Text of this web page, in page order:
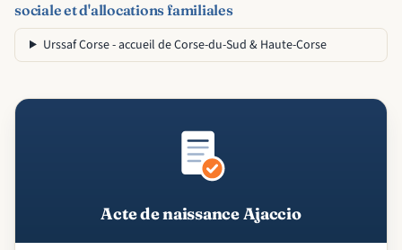
sociale et d'allocations familiales
Urssaf Corse - accueil de Corse-du-Sud & Haute-Corse
Acte de naissance Ajaccio